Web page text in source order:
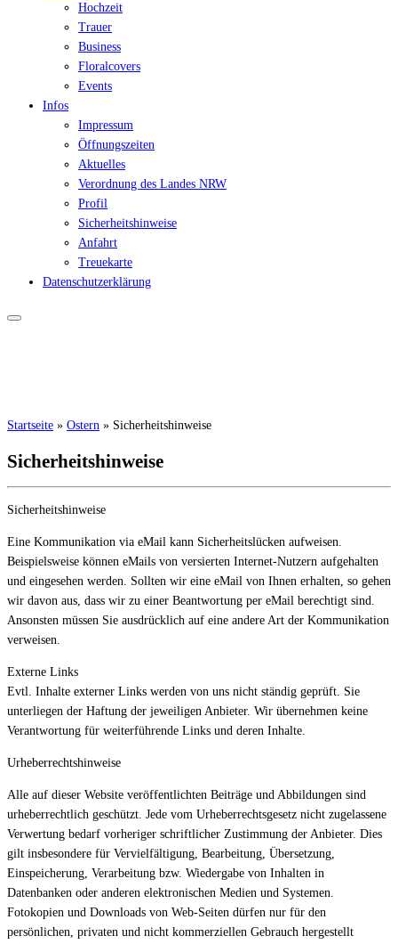
Hochzeit
Trauer
Business
Floralcovers
Events
Infos
Impressum
Öffnungszeiten
Aktuelles
Verordnung des Landes NRW
Profil
Sicherheitshinweise
Anfahrt
Treuekarte
Datenschutzerklärung
Startseite » Ostern » Sicherheitshinweise
Sicherheitshinweise
Sicherheitshinweise
Eine Kommunikation via eMail kann Sicherheitslücken aufweisen.
Beispielsweise können eMails von versierten Internet-Nutzern aufgehalten
und eingesehen werden. Sollten wir eine eMail von Ihnen erhalten, so gehen
wir davon aus, dass wir zu einer Beantwortung per eMail berechtigt sind.
Ansonsten müssen Sie ausdrücklich auf eine andere Art der Kommunikation
verweisen.
Externe Links
Evtl. Inhalte externer Links werden von uns nicht ständig geprüft. Sie
unterliegen der Haftung der jeweiligen Anbieter. Wir übernehmen keine
Verantwortung für weiterführende Links und deren Inhalte.
Urheberrechtshinweise
Alle auf dieser Website veröffentlichten Beiträge und Abbildungen sind
urheberrechtlich geschützt. Jede vom Urheberrechtsgesetz nicht zugelassene
Verwertung bedarf vorheriger schriftlicher Zustimmung der Anbieter. Dies
gilt insbesondere für Vervielfältigung, Bearbeitung, Übersetzung,
Einspeicherung, Verarbeitung bzw. Wiedergabe von Inhalten in
Datenbanken oder anderen elektronischen Medien und Systemen.
Fotokopien und Downloads von Web-Seiten dürfen nur für den
persönlichen, privaten und nicht kommerziellen Gebrauch hergestellt